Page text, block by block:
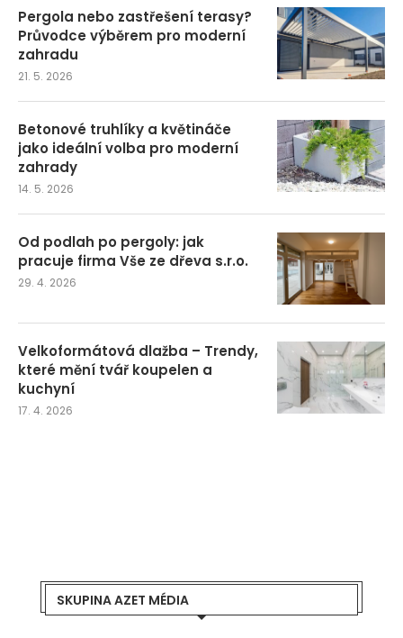
Pergola nebo zastřešení terasy?
Průvodce výběrem pro moderní
zahradu
21. 5. 2026
Betonové truhlíky a květináče
jako ideální volba pro moderní
zahrady
14. 5. 2026
Od podlah po pergoly: jak
pracuje firma Vše ze dřeva s.r.o.
29. 4. 2026
Velkoformátová dlažba – Trendy,
které mění tvář koupelen a
kuchyní
17. 4. 2026
SKUPINA AZET MÉDIA